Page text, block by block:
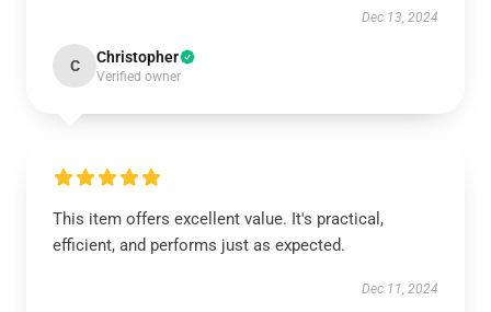
Dec 13, 2024
C Christopher
Verified owner
This item offers excellent value. It's practical,
efficient, and performs just as expected.
Dec 11, 2024